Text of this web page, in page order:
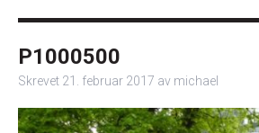
P1000500
Skrevet 21. februar 2017 av michael